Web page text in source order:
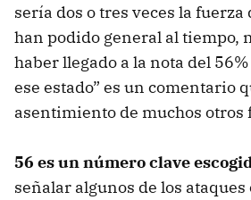
sería dos o tres veces la fuerza
han podido general al tiempo,
haber llegado a la nota del
ese estado” es un comentario
asentimiento de muchos otros
56 es un número clave
señalar algunos de los